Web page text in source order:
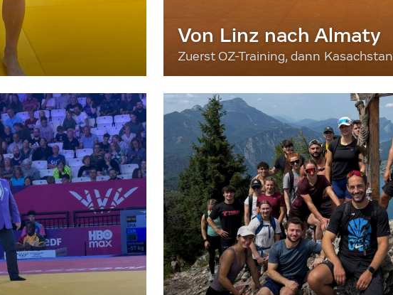
Von Linz nach Almaty
Zuerst OZ-Training, dann Kasachstan